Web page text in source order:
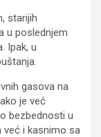
starijih
u poslednjem
Ipak, u
gasova na
je već
bezbednosti u
već i kasnimo sa